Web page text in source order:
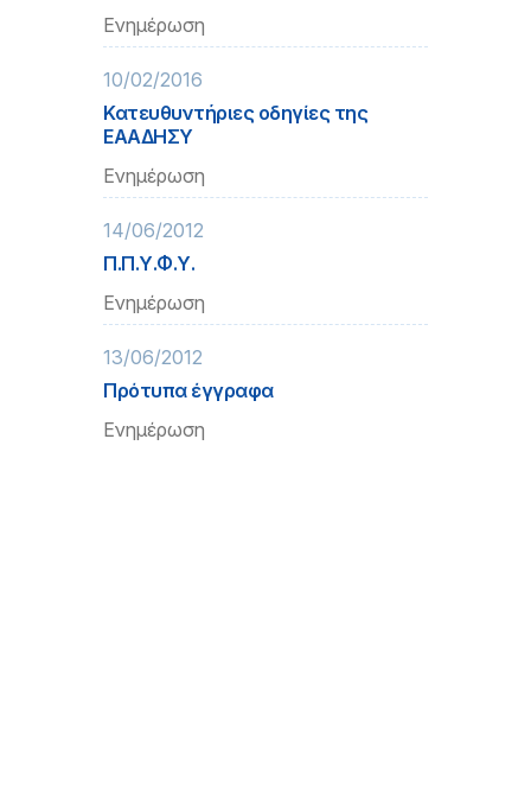
Ενημέρωση
10/02/2016
Κατευθυντήριες οδηγίες της
ΕΑΑΔΗΣΥ
Ενημέρωση
14/06/2012
Π.Π.Υ.Φ.Υ.
Ενημέρωση
13/06/2012
Πρότυπα έγγραφα
Ενημέρωση